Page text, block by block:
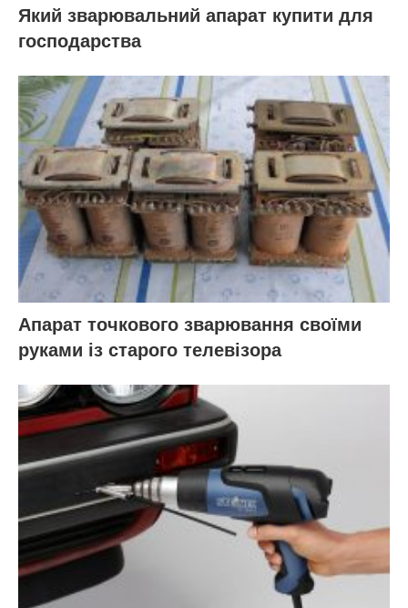
Який зварювальний апарат купити для
господарства
Апарат точкового зварювання своїми
руками із старого телевізора